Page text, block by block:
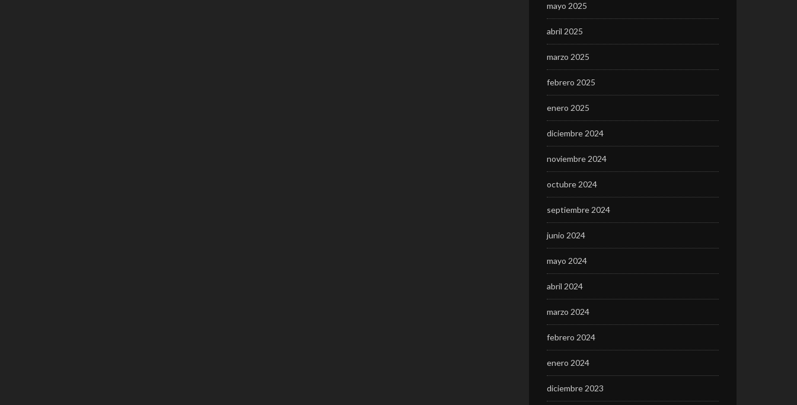
mayo 2025
abril 2025
marzo 2025
febrero 2025
enero 2025
diciembre 2024
noviembre 2024
octubre 2024
septiembre 2024
junio 2024
mayo 2024
abril 2024
marzo 2024
febrero 2024
enero 2024
diciembre 2023